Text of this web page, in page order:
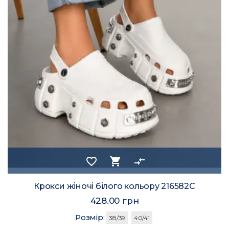
favorite_border shopping_cart compare_arrows
Крокси жіночі білого кольору 216582C
428.00 грн
Розмір: 38/39 40/41